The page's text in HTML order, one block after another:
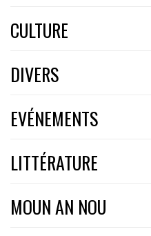
CULTURE
DIVERS
EVÉNEMENTS
LITTÉRATURE
MOUN AN NOU